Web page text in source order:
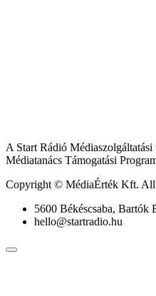
A Start Rádió Médiaszolgáltatási
Médiatanács Támogatási
Copyright © MédiaÉrték Kft. All
5600 Békéscsaba, Bartók
hello@startradio.hu